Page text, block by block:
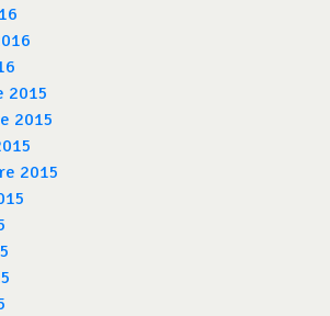
2015
2015
2015